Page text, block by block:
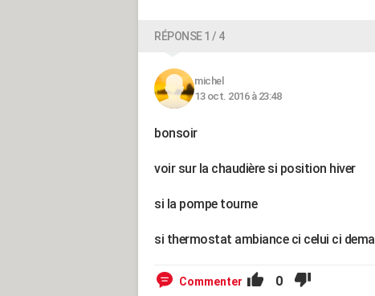
RÉPONSE 1 / 4
michel
13 oct. 2016 à 23:48
bonsoir
voir sur la chaudière si position hiver
si la pompe tourne
si thermostat ambiance ci celui ci
Commenter 0